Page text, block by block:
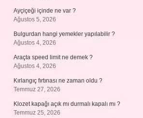
Ayçiçeği içinde ne var ?
Ağustos 5, 2026
Bulgurdan hangi yemekler yapılabilir ?
Ağustos 4, 2026
Araçta speed limit ne demek ?
Ağustos 4, 2026
Kırlangıç fırtınası ne zaman oldu ?
Temmuz 27, 2026
Klozet kapağı açık mı durmalı kapalı mı ?
Temmuz 25, 2026